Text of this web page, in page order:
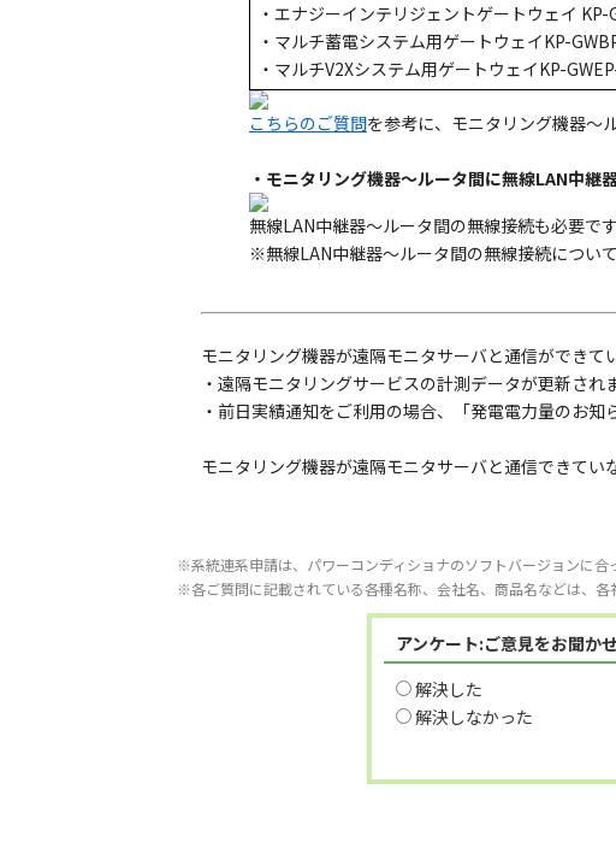
・エナジーインテリジェントゲートウェイ KP-
・マルチ蓄電システム用ゲートウェイKP-
・マルチV2Xシステム用ゲートウェイKP-
こちらのご質問を参考に、モニタリング機器～
・モニタリング機器～ルータ間に無線LAN中継
無線LAN中継器～ルータ間の無線接続も必要です
※無線LAN中継器～ルータ間の無線接続につい
モニタリング機器が遠隔モニタサーバと通信ができて
・遠隔モニタリングサービスの計測データが更新され
・前日実績通知をご利用の場合、「発電電力量のお
モニタリング機器が遠隔モニタサーバと通信できてい
※系統連系申請は、パワーコンディショナのソフトバージョンに合
※各ご質問に記載されている各種名称、会社名、商品名などは、各
アンケート:ご意見をお聞か
解決した
解決しなかった